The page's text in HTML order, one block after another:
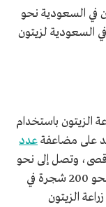
الزيتون في السعودية نحو
من إنتاجها في السعودية لزيتون
2007م، إلى زراعة الزيتون باستخدام
على مضاعفةعدد
أقصى، وتصل إلى نحو
1600 شجرة زيتون في الهكتار الواحد، مقابل نحو 200 شجرة في
الزيتون